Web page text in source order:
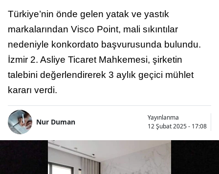
Türkiye’nin önde gelen yatak ve yastık
markalarından Visco Point, mali sıkıntılar
nedeniyle konkordato başvurusunda bulundu.
İzmir 2. Asliye Ticaret Mahkemesi, şirketin
talebini değerlendirerek 3 aylık geçici mühlet
kararı verdi.
Nur Duman
Yayınlanma
12 Şubat 2025 - 17:08